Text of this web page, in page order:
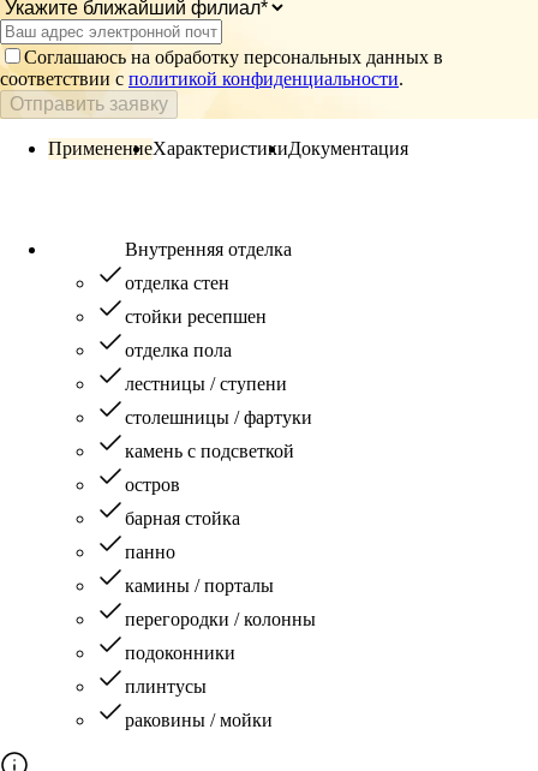
Соглашаюсь на обработку персональных данных в
соответствии с политикой конфиденциальности.
Отправить заявку
ПрименениеХарактеристикиДокументация
Внутренняя отделка
отделка стен
стойки ресепшен
отделка пола
лестницы / ступени
столешницы / фартуки
камень с подсветкой
остров
барная стойка
панно
камины / порталы
перегородки / колонны
подоконники
плинтусы
раковины / мойки